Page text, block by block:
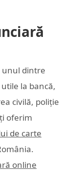
unul dintre
la bancă,
civilă, poliție
oferim
de carte
online